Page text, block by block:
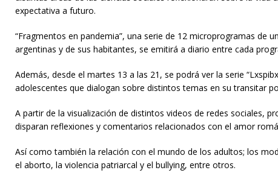
expectativa a futuro.
“Fragmentos en pandemia”, una serie de 12 microprogramas de
argentinas y de sus habitantes, se emitirá a diario entre cada
Además, desde el martes 13 a las 21, se podrá ver la serie
adolescentes que dialogan sobre distintos temas en su transitar
A partir de la visualización de distintos videos de redes sociales,
disparan reflexiones y comentarios relacionados con el amor
Así como también la relación con el mundo de los adultos; los
el aborto, la violencia patriarcal y el bullying, entre otros.